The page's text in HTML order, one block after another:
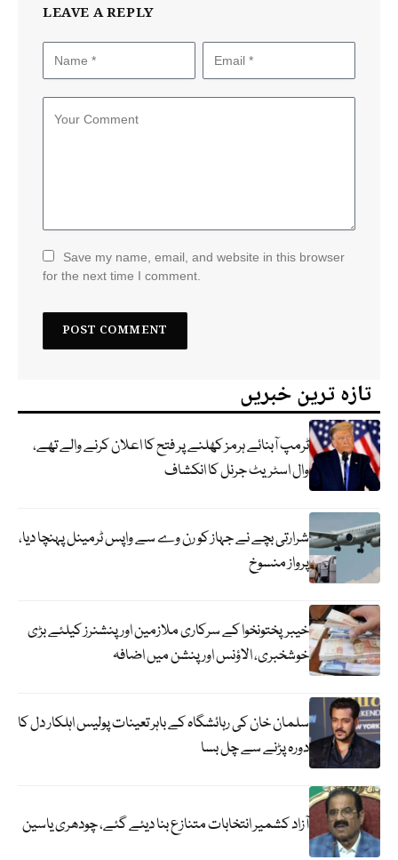
LEAVE A REPLY
Save my name, email, and website in this browser
for the next time I comment.
تازہ ترین خبریں
ٹرمپ آبنائے ہرمز کھلنے پر فتح کا اعلان کرنے والے تھے،
وال اسٹریٹ جرنل کا انکشاف
شرارتی بچے نے جہاز کو رن وے سے واپس ٹرمینل پہنچا دیا،
پرواز منسوخ
خیبرپختونخوا کے سرکاری ملازمین اور پنشنرز کیلئے بڑی
خوشخبری، الاؤنس اور پنشن میں اضافہ
سلمان خان کی رہائشگاہ کے باہر تعینات پولیس اہلکار دل کا
دورہ پڑنے سے چل بسا
آزاد کشمیر انتخابات متنازع بنا دیئے گئے، چودھری یاسین